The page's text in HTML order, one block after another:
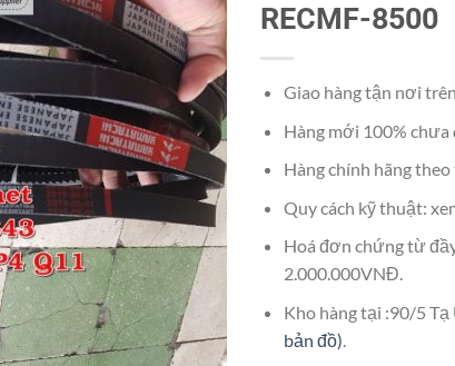
RECMF-8500
Giao hàng tận nơi
Hàng mới 100% chưa
Hàng chính hãng
Quy cách kỹ thuật:
Hoá đơn chứng từ
2.000.000VNĐ.
Kho hàng tại :90/5 Tạ
bản đồ).